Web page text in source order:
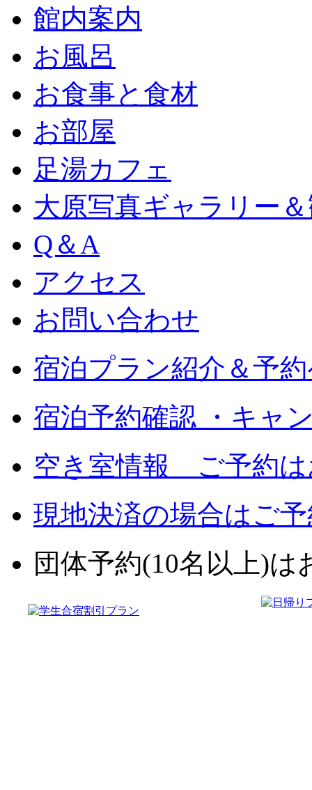
館内案内
お風呂
お食事と食材
お部屋
足湯カフェ
大原写真ギャラリー
Q＆A
アクセス
お問い合わせ
宿泊プラン紹介＆予
宿泊予約確認 ・キャ
空き室情報 ご予約は
現地決済の場合はご
団体予約(10名以上)は